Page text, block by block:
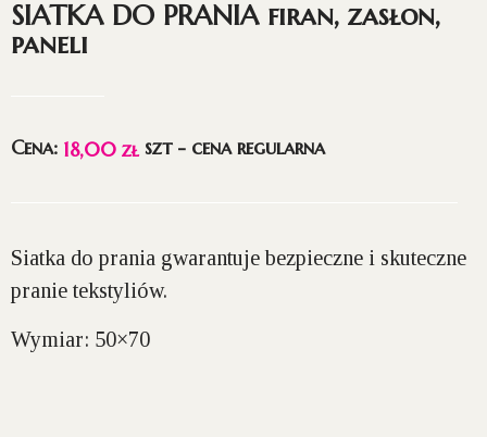
SIATKA DO PRANIA firan, zasłon,
paneli
Cena: 18,00 zł szt - cena regularna
Siatka do prania gwarantuje bezpieczne i skuteczne
pranie tekstyliów.
Wymiar: 50×70